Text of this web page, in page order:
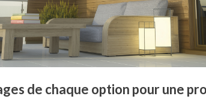
de chaque option pour une